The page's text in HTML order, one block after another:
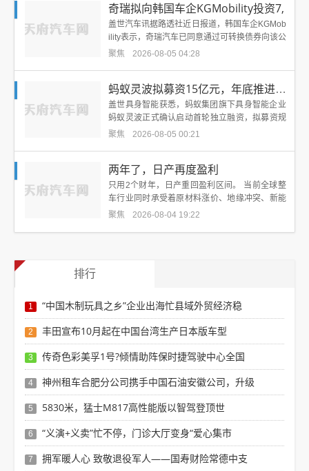
奇瑞拟向韩国车企KGMobility投资7,
盖世汽车讯据路透社近日报道，韩国车企KGMob
ility表示，奇瑞汽车已同意通过可转换债券向该公
司投资7,500万美元。倘若完成债转股，奇瑞...
聚焦 2026-08-05 04:28
蚂蚁灵波拟募资15亿元，年底推进二轮融资
盖世具身智能获悉，蚂蚁集团旗下具身智能企业
蚂蚁灵波正式确认启动首轮独立融资，拟募资规
模15亿元，并规划在2026年底推进第二轮融资。
聚焦 2026-08-05 00:21
两年了，日产再度盈利
只用2个财年，日产重回盈利区间。 当前全球整
车行业同时承受着原材料涨价、地缘冲突、新能
源价格战三重压力，多数车企利润持续承压。这
聚焦 2026-08-04 19:22
排行
1 “中国木制玩具之乡”企业出海忙县域外贸经济稳
2 丰田宣布10月起在中国台湾生产日本版车型
3 传奇色彩美孚1号?倾情助阵保时捷驾驶中心全国
4 神州租车合肥分公司携手中国石油安徽公司，升级
5 5830米，猛士M817高性能版以智驾登顶世
6 “义演+义卖”忙不停，门诊大厅变身“爱心集市
7 拥军暖人心 致敬退役军人——国寿财险常德中支